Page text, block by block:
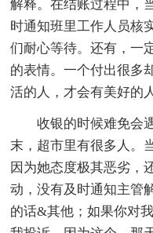
解释。在结账过程中，
时通知班里工作人员核
们耐心等待。还有，一
的表情。一个付出很多
活的人，才会有美好的
收银的时候难免会
末，超市里有很多人。
因为她态度极其恶劣，
动，没有及时通知主管
的话&其他；如果你对